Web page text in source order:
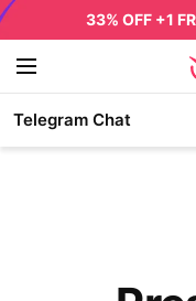
33% OFF +1
Telegram Chat